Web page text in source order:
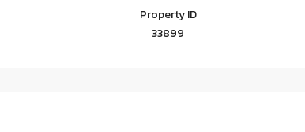
Property ID
33899